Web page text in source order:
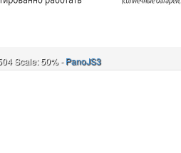
Scale: 50% -PanoJS3